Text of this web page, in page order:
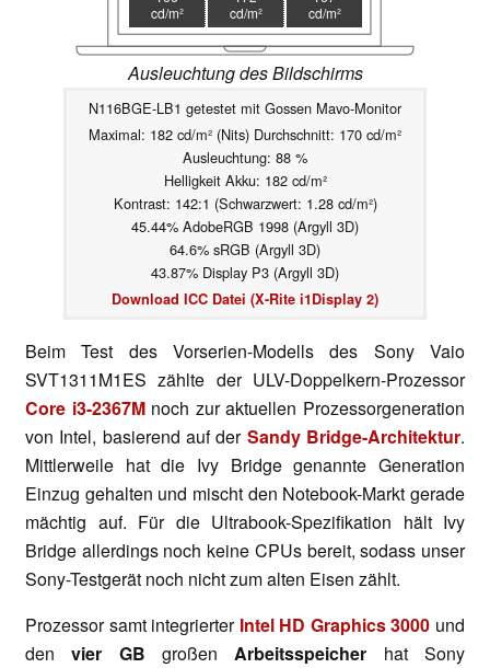
cd/m²
cd/m²
cd/m²
Ausleuchtung des Bildschirms
N116BGE-LB1 getestet mit Gossen Mavo-Monitor
Maximal: 182 cd/m² (Nits) Durchschnitt: 170 cd/m²
Ausleuchtung: 88 %
Helligkeit Akku: 182 cd/m²
Kontrast: 142:1 (Schwarzwert: 1.28 cd/m²)
45.44% AdobeRGB 1998 (Argyll 3D)
64.6% sRGB (Argyll 3D)
43.87% Display P3 (Argyll 3D)
Download ICC Datei (X-Rite i1Display 2)
Beim Test des Vorserien-Modells des Sony Vaio
SVT1311M1ES zählte der ULV-Doppelkern-Prozessor
Core i3-2367Mnoch zur aktuellen Prozessorgeneration
von Intel, basierend auf der Sandy Bridge-Architektur.
Mittlerweile hat die Ivy Bridge genannte Generation
Einzug gehalten und mischt den Notebook-Markt gerade
mächtig auf. Für die Ultrabook-Spezifikation hält Ivy
Bridge allerdings noch keine CPUs bereit, sodass unser
Sony-Testgerät noch nicht zum alten Eisen zählt.
Prozessor samt integrierter Intel HD Graphics 3000 und
den vier GB großenArbeitsspeicher hat Sony